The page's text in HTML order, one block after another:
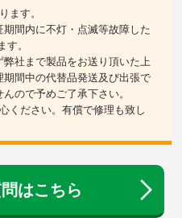
ます。
間内に不灯・点滅等故障した
す。
社まで製品をお送り頂いた上
間中の代替品発送及び出張で
ので予めご了承下さい。
ください。有償で修理も致し
はこちら